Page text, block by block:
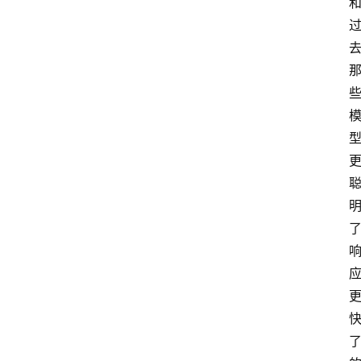
过
去
那
些
模
型
更
聪
明
了
响
应
更
快
了